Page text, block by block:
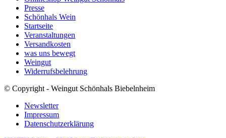
Presse
Schönhals Wein
Startseite
Veranstaltungen
Versandkosten
was uns bewegt
Weingut
Widerrufsbelehrung
© Copyright - Weingut Schönhals Biebelnheim
Newsletter
Impressum
Datenschutzerklärung